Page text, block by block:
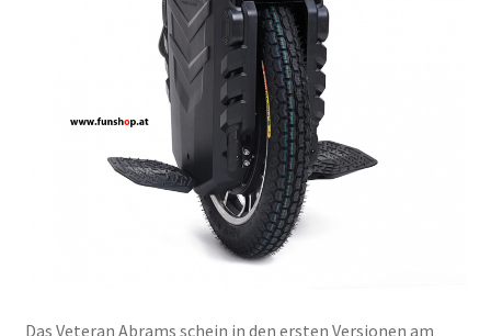
Das Veteran Abrams schein in den ersten Versionen am